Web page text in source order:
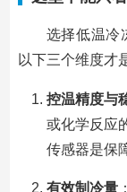
选择低温冷
以下三个维度才
控温精度与
或化学反应
传感器是保
有效制冷量